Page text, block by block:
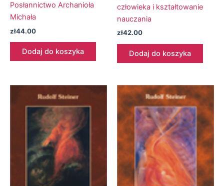
Posłannictwo Archanioła
Michała
zł44.00
Dodaj do koszyka
człowieka i kształtowanie
nauczania
zł42.00
Dodaj do koszyka